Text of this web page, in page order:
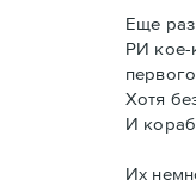
Еще
РИ кое-
Хотя
И
Их